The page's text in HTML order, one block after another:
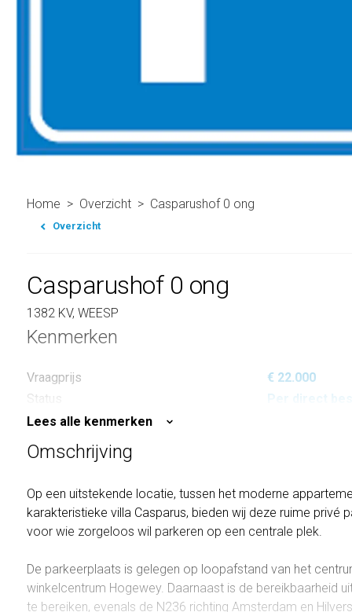
Home Overzicht Casparushof 0 ong
Overzicht
Casparushof 0 ong
1382 KV, WEESP
Kenmerken
Vraagprijs
€ 22.000
Status
Per direct
Lees alle kenmerken
Omschrijving
Op een uitstekende locatie, tussen het moderne
karakteristieke villa Casparus, bieden wij deze ruime privé
voor wie zorgeloos wil parkeren op een centrale plek.
De parkeerplaats is gelegen op loopafstand van het
winkelcentrum Hogewey. Daarnaast is de bereikbaarheid
te bereiken, evenals de N236 richting Amsterdam en